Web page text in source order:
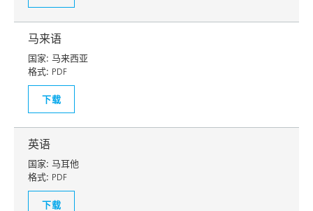
马来语
国家: 马来西亚
格式: PDF
下载
英语
国家: 马耳他
格式: PDF
下载